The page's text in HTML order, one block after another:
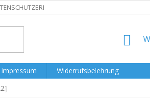
Impressum
Widerrufsbelehrung